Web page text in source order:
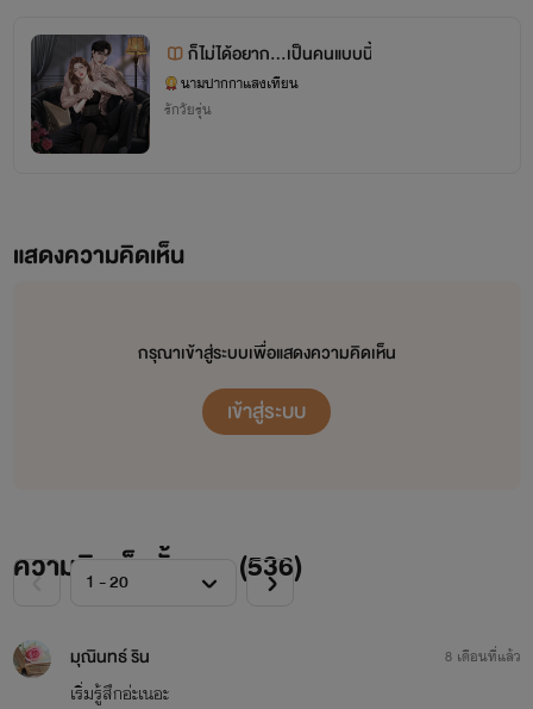
ขอบคุณที่สนับสนุนด้วยดีเสมอมา ถนัดแนวดราม่า สุขนิยมค่ะ
ก็ไม่ได้อยาก...เป็นคนแบบนี้
นามปากกาแสงเทียน
รักวัยรุ่น
แสดงความคิดเห็น
กรุณาเข้าสู่ระบบเพื่อแสดงความคิดเห็น
เข้าสู่ระบบ
ความคิดเห็นทั้งหมด (536)
มุณินทธ์ ริน
เริ่มรู้สึกอ่ะเนอะ
8 เดือนที่แล้ว